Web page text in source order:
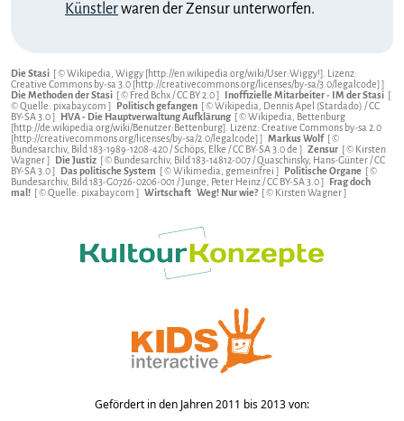
Künstlerwaren der Zensur unterworfen.
Die Stasi [ © Wikipedia, Wiggy [http://en.wikipedia.org/wiki/User:Wiggy!]. Lizenz:
Creative Commons by-sa 3.0 [http://creativecommons.org/licenses/by-sa/3.0/legalcode] ]
Die Methoden der Stasi [ © Fred Bchx /CC BY 2.0] Inoffizielle Mitarbeiter - IM der Stasi [
© Quelle: pixabay.com ] Politisch gefangen [ ©Wikipedia, Dennis Apel (Stardado) /CC
BY-SA 3.0] HVA - Die Hauptverwaltung Aufklärung [ © Wikipedia, Bettenburg
[http://de.wikipedia.org/wiki/Benutzer:Bettenburg]. Lizenz: Creative Commons by-sa 2.0
[http://creativecommons.org/licenses/by-sa/2.0/legalcode] ] Markus Wolf [ ©
Bundesarchiv, Bild 183-1989-1208-420 / Schöps, Elke /CC BY-SA 3.0 de ] Zensur [ © Kirsten
Wagner ] Die Justiz [ © Bundesarchiv, Bild 183-14812-007 / Quaschinsky, Hans-Günter /CC
BY-SA 3.0] Das politische System [ © Wikimedia, gemeinfrei ] Politische Organe [ ©
Bundesarchiv, Bild 183-G0726-0206-001 / Junge, Peter Heinz /CC BY-SA 3.0] Frag doch
mal! [ © Quelle: pixabay.com ] Wirtschaft Weg! Nur wie? [ © Kirsten Wagner ]
Gefördert in den Jahren 2011 bis 2013 von: